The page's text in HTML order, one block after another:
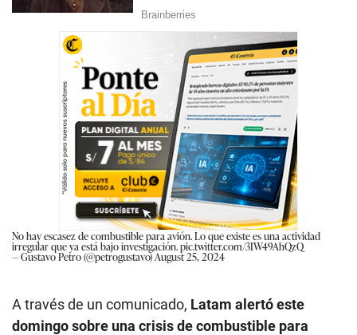
No hay escasez de combustible para avión. Lo que existe es una actividad
irregular que ya está bajo investigación.pic.twitter.com/3IW49AhQzQ
— Gustavo Petro (@petrogustavo)August 25, 2024
A través de un comunicado, Latam alertó este
domingo sobre una crisis de combustible para